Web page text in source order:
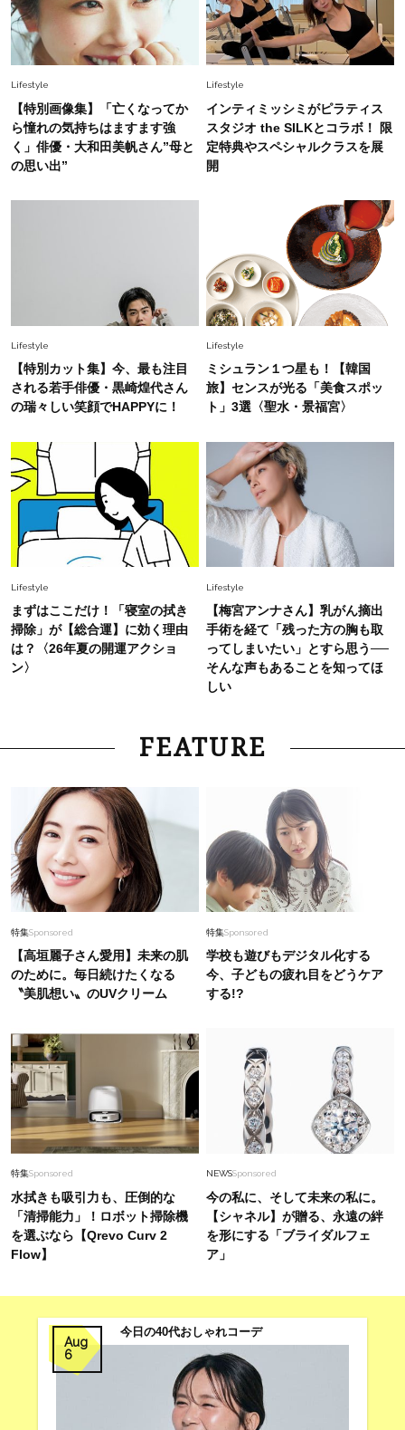
Fashion
毎日忙しい40代が頼れる！無難に見えない【ひ
とくせ黒ワンピ】〈5選〉
Fashion 2026.7.9
スタイリストが本気で推す！40代がほどよく華
やぐ【甘め黒アイテム】3選
Fashion
26年夏は「小ぶり」が大流行中！人と被らない
Lifestyle
【特別画像集】「亡くなってか
ら憧れの気持ちはますます強
く」俳優・大和田美帆さん”母と
の思い出”
Lifestyle
インティミッシミがピラティス
スタジオ the SILKとコラボ！ 限
定特典やスペシャルクラスを展
開
Lifestyle
【特別カット集】今、最も注目
される若手俳優・黒崎煌代さん
の瑞々しい笑顔でHAPPYに！
Lifestyle
ミシュラン１つ星も！【韓国
旅】センスが光る「美食スポッ
ト」3選〈聖水・景福宮〉
Lifestyle
まずはここだけ！「寝室の拭き
掃除」が【総合運】に効く理由
は？〈26年夏の開運アクショ
ン〉
Lifestyle
【梅宮アンナさん】乳がん摘出
手術を経て「残った方の胸も取
ってしまいたい」とすら思う──
そんな声もあることを知ってほ
しい
FEATURE
特集Sponsored
【高垣麗子さん愛用】未来の肌
のために。毎日続けたくなる
〝美肌想い〟のUVクリーム
特集Sponsored
学校も遊びもデジタル化する
今、子どもの疲れ目をどうケア
する!?
特集Sponsored
水拭きも吸引力も、圧倒的な
「清掃能力」！ロボット掃除機
を選ぶなら【Qrevo Curv 2
Flow】
NEWSSponsored
今の私に、そして未来の私に。
【シャネル】が贈る、永遠の絆
を形にする「ブライダルフェ
ア」
Aug
6
今日の40代おしゃれコーデ